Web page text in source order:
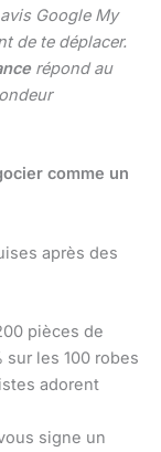
Google My
de te déplacer.
répond au
comme un
après des
pièces de
les 100 robes
adorent
signe un